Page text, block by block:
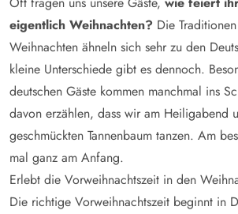
eigentlich Weihnachten? Die
Weihnachten ähneln sich sehr zu den
kleine Unterschiede gibt es dennoch.
deutschen Gäste kommen manchmal ins
davon erzählen, dass wir am Heiligabend
geschmückten Tannenbaum tanzen. Am
mal ganz am Anfang.
Erlebt die Vorweihnachtszeit in den
Die richtige Vorweihnachtszeit beginnt in